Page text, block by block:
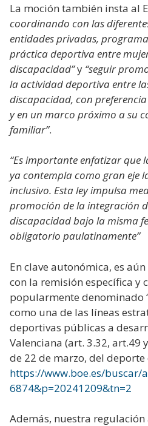
La moción también insta al
coordinando con las
entidades privadas,
práctica deportiva entre
discapacidad”y “seguir
la actividad deportiva entre
discapacidad, con
y en un marco próximo a su
familiar”.
“Es importante enfatizar que
ya contempla como gran eje
inclusivo. Esta ley impulsa
promoción de la integración
discapacidad bajo la misma
obligatorio paulatinamente”
En clave autonómica, es
con la remisión específica y
popularmente denominado
como una de las líneas
deportivas públicas a
Valenciana (art. 3.32, art.49
de 22 de marzo, del deporte
https://www.boe.es/buscar/
6874&p=20241209&tn=2
Además, nuestra